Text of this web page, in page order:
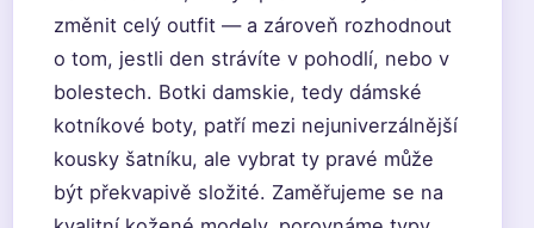
změnit celý outfit — a zároveň rozhodnout
o tom, jestli den strávíte v pohodlí, nebo v
bolestech. Botki damskie, tedy dámské
kotníkové boty, patří mezi nejuniverzálnější
kousky šatníku, ale vybrat ty pravé může
být překvapivě složité. Zaměřujeme se na